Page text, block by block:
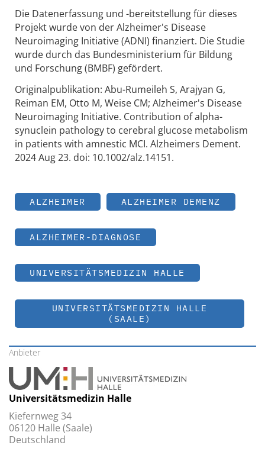
Die Datenerfassung und -bereitstellung für dieses
Projekt wurde von der Alzheimer's Disease
Neuroimaging Initiative (ADNI) finanziert. Die Studie
wurde durch das Bundesministerium für Bildung
und Forschung (BMBF) gefördert.
Originalpublikation: Abu-Rumeileh S, Arajyan G,
Reiman EM, Otto M, Weise CM; Alzheimer's Disease
Neuroimaging Initiative. Contribution of alpha-
synuclein pathology to cerebral glucose metabolism
in patients with amnestic MCI. Alzheimers Dement.
2024 Aug 23. doi: 10.1002/alz.14151.
ALZHEIMER ALZHEIMER DEMENZ
ALZHEIMER-DIAGNOSE
UNIVERSITÄTSMEDIZIN HALLE
UNIVERSITÄTSMEDIZIN HALLE
(SAALE)
Anbieter
Universitätsmedizin Halle
Kiefernweg 34
06120 Halle (Saale)
Deutschland